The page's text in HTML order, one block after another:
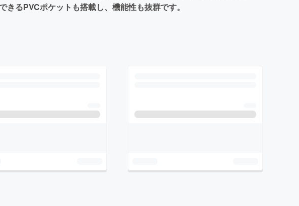
るPVCポケットも搭載し、機能性も抜群です。